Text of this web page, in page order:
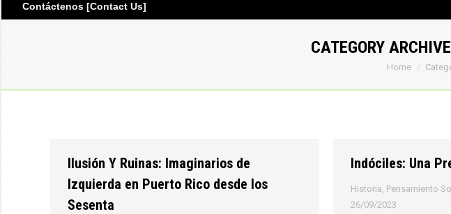
Contáctenos [Contact Us]
CATEGORY
You are here:
Home
Ilusión Y Ruinas: Imaginarios de
Izquierda en Puerto Rico desde los
Sesenta
Indóciles: Una
Historia, Pensamiento
26/09/2023